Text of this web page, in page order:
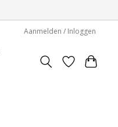
Aanmelden / Inloggen